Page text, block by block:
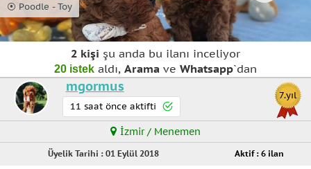
⦿ Poodle - Toy
2 kişi şu anda bu ilanı inceliyor
20 istek aldı, Arama ve Whatsapp`dan
7.yıl
mgormus
11 saat önce aktifti
İzmir / Menemen
Üyelik Tarihi : 01 Eylül 2018 Aktif : 6 ilan